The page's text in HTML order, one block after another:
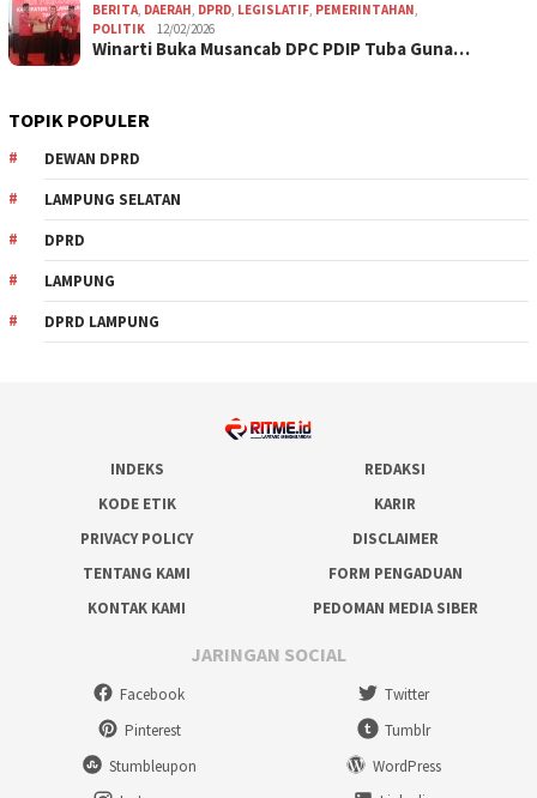
BERITA, DAERAH, DPRD, LEGISLATIF, PEMERINTAHAN,
POLITIK
12/02/2026
Winarti Buka Musancab DPC PDIP Tuba Guna…
TOPIK POPULER
DEWAN DPRD
LAMPUNG SELATAN
DPRD
LAMPUNG
DPRD LAMPUNG
INDEKS
REDAKSI
KODE ETIK
KARIR
PRIVACY POLICY
DISCLAIMER
TENTANG KAMI
FORM PENGADUAN
KONTAK KAMI
PEDOMAN MEDIA SIBER
JARINGAN SOCIAL
Facebook
Twitter
Pinterest
Tumblr
Stumbleupon
WordPress